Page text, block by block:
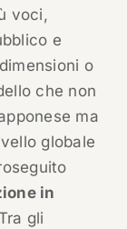
voci,
e
o
che non
ma
globale
in
gli